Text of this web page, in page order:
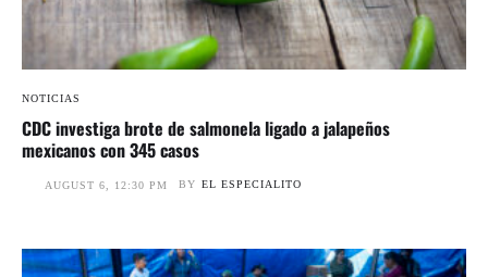
NOTICIAS
CDC investiga brote de salmonela ligado a jalapeños
mexicanos con 345 casos
AUGUST 6, 12:30 PM BY EL ESPECIALITO